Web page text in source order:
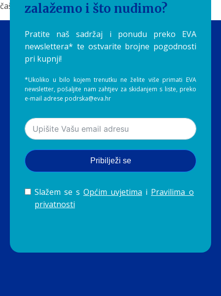
čašom dobre vode.
zalažemo i što nudimo?
Pratite naš sadržaj i ponudu preko EVA
newslettera* te ostvarite brojne pogodnosti
pri kupnji!
*Ukoliko u bilo kojem trenutku ne želite više primati EVA
newsletter, pošaljite nam zahtjev za skidanjem s liste, preko
e-mail adrese podrska@eva.hr
Pribilježi se
Slažem se s Općim uvjetima i Pravilima o
privatnosti